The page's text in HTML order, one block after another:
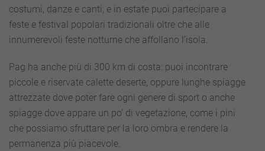
costumi, danze e canti, e in estate puoi partecipare a
feste e festival popolari tradizionali oltre che alle
innumerevoli feste notturne che affollano l’isola.
Pag ha anche più di 300 km di costa: puoi incontrare
piccole e riservate calette deserte, oppure lunghe spiagge
attrezzate dove poter fare ogni genere di sport o anche
spiagge dove appare un po’ di vegetazione, come i pini
che possiamo sfruttare per la loro ombra e rendere la
permanenza più piacevole.